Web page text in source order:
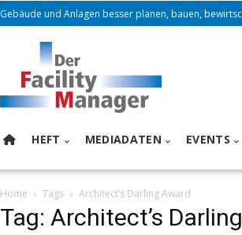
Gebäude und Anlagen besser planen, bauen,
HEFT MEDIADATEN EVENTS
Home Tags Architect’s Darling Award
Tag: Architect’s